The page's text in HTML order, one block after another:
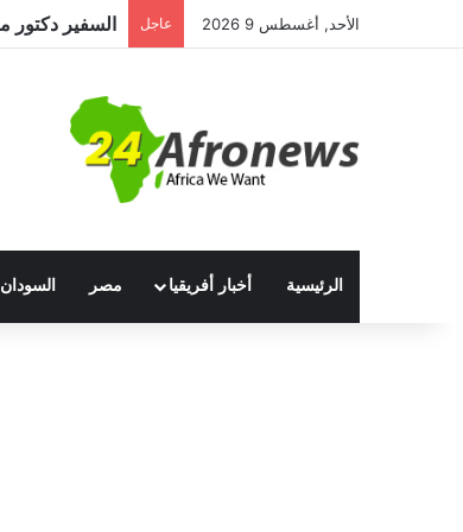
الأحد, أغسطس 9 2026 عاجل
الرئيسية أخبار أفريقيا مصر السودان